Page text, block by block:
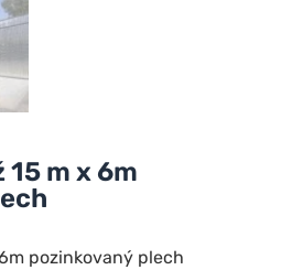
m x 6m
pozinkovaný plech